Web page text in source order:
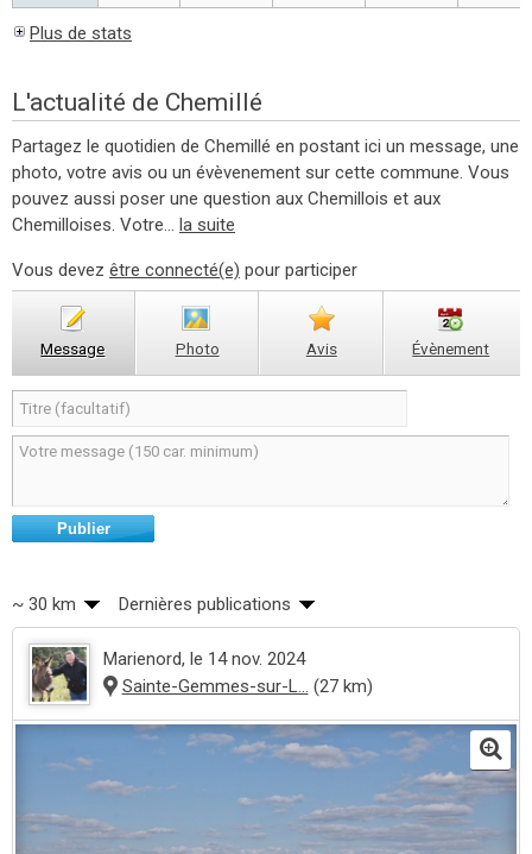
Plus de stats
L'actualité de Chemillé
Partagez le quotidien de Chemillé en postant ici un message, une
photo, votre avis ou un évèvenement sur cette commune. Vous
pouvez aussi poser une question aux Chemillois et aux
Chemilloises. Votre... la suite
Vous devez être connecté(e) pour participer
Message Photo Avis Évènement
Publier
~ 30 km Dernières publications
Marienord, le 14 nov. 2024
Sainte-Gemmes-sur-L... (27 km)